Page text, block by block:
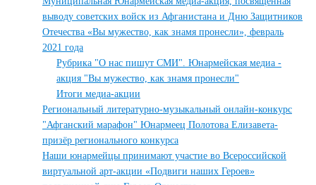
выводу советских войск из Афганистана и Дню Защитников
Отечества «Вы мужество, как знамя пронесли», февраль
2021 года
Рубрика "О нас пишут СМИ". Юнармейская медиа -
акция "Вы мужество, как знамя пронесли"
Итоги медиа-акции
Региональный литературно-музыкальный онлайн-конкурс
"Афганский марафон" Юнармеец Полотова Елизавета-
призёр регионального конкурса
Наши юнармейцы принимают участие во Всероссийской
виртуальной арт-акции «Подвиги наших Героев»